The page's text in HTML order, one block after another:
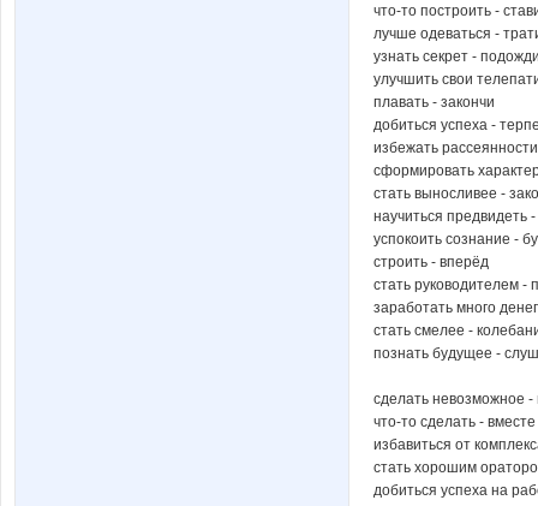
что-то построить -
лучше одеваться -
узнать секрет -
улучшить свои
плавать - закончи
добиться успеха -
избежать
сформировать
стать выносливее -
научиться предвидеть
успокоить сознание -
строить - вперёд
стать руководителем -
заработать много
стать смелее -
познать будущее -
сделать невозможное -
что-то сделать - вместе
избавиться от
стать хорошим
добиться успеха на